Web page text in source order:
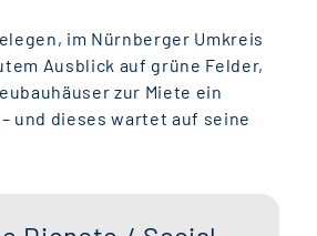
im Nürnberger Umkreis
Ausblick auf grüne Felder,
zur Miete ein
und dieses wartet auf seine